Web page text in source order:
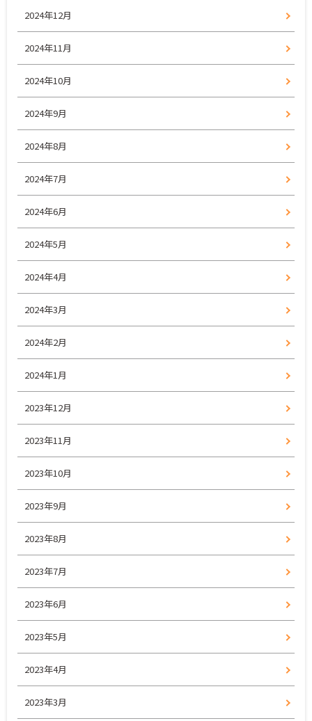
2024年12月
2024年11月
2024年10月
2024年9月
2024年8月
2024年7月
2024年6月
2024年5月
2024年4月
2024年3月
2024年2月
2024年1月
2023年12月
2023年11月
2023年10月
2023年9月
2023年8月
2023年7月
2023年6月
2023年5月
2023年4月
2023年3月